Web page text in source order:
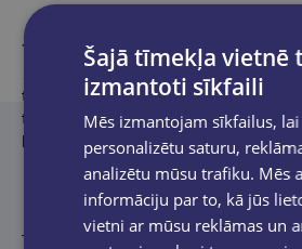
Tošikadzu Kavaguči ir japāņu
1971. gadā Osakā Japānā. Garstāsts
tapis pēc autora tāda paša nosaukuma
tagad tas aizsācis grāmatu sēriju, kas
bestselleru sensāciju visā pasaulē.
Tulkojusi Ilze Paegle-Mkrtčjana
Šajā tīmekļa vietnē
izmantoti sīkfaili
Mēs izmantojam sīkfailus, lai
personalizētu saturu,
analizētu mūsu trafiku. Mēs
informāciju par to, kā jūs
vietni ar mūsu reklāmas un